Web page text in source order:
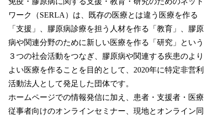
ワーク（SERLA）は、既存の医療とは違う医療を作る
「支援」、膠原病診療を担う人材を作る「教育」、膠原
病や関連分野のために新しい医療を作る「研究」という
３つの社会活動をつなぎ、膠原病や関連する疾患のより
よい医療を作ることを目的として、2020年に特定非営利
活動法人として発足した団体です。
ホームページでの情報発信に加え、患者・支援者・医療
従事者向けのオンラインセミナー、現地とオンライン同